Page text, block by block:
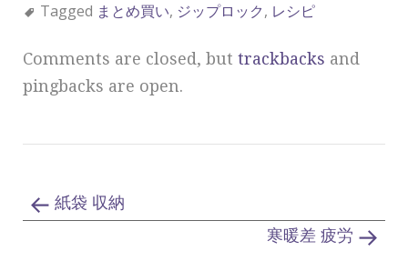
Tagged まとめ買い, ジップロック, レシピ
Comments are closed, but trackbacks and
pingbacks are open.
紙袋 収納
寒暖差 疲労